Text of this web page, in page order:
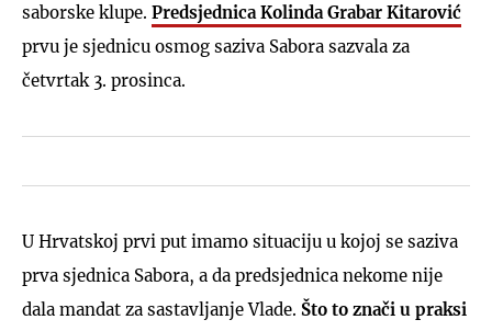
saborske klupe. Predsjednica Kolinda Grabar Kitarović
prvu je sjednicu osmog saziva Sabora sazvala za
četvrtak 3. prosinca.
U Hrvatskoj prvi put imamo situaciju u kojoj se saziva
prva sjednica Sabora, a da predsjednica nekome nije
dala mandat za sastavljanje Vlade. Što to znači u praksi